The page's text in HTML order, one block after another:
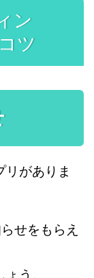
ン
ツ
リがありま
せをもらえ
う。